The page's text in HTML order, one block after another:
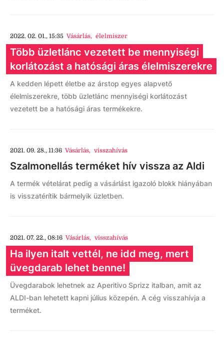
2022. 02. 01., 15:35 Vásárlás, élelmiszer
Több üzletlánc vezetett be mennyiségi
korlátozást a hatósági áras élelmiszerekre
A kedden lépett életbe az árstop egyes alapvető
élelmiszerekre, több üzletlánc mennyiségi korlátozást
vezetett be a hatósági áras termékekre.
2021. 09. 28., 11:36 Vásárlás, visszahívás
Szalmonellás terméket hív vissza az Aldi
A termék vételárat pedig a vásárlást igazoló blokk hiányában
is visszatérítik bármelyik üzletben.
2021. 07. 22., 08:16 Vásárlás, visszahívás
Ha ilyen italt vettél, ne idd meg, mert
üvegdarab lehet benne!
Üvegdarabok lehetnek az Aperitivo Sprizz italban, amit az
ALDI-ban lehetett kapni július közepén. A cég visszahívja a
terméket.